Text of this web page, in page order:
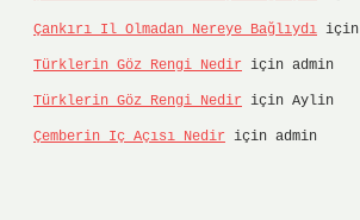
Çankırı Il Olmadan Nereye Bağlıydı için
Türklerin Göz Rengi Nedir için admin
Türklerin Göz Rengi Nedir için Aylin
Çemberin Iç Açısı Nedir için admin